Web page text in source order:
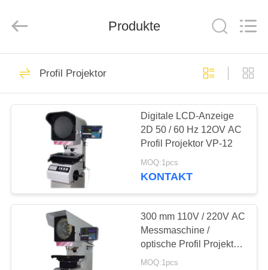
HAUS
PRODUKTE
FABRIK-
AUSFLUG
QUALITÄTSKONTROLLE
Rights
Ultraschallprüfgerät
Ultraschall-
Dickenmessung
64
Produkte
Profil Projektor
Digitale LCD-Anzeige
2D 50 / 60 Hz 12OV AC
Profil Projektor VP-12
MOQ:1pcs
KONTAKT
300 mm 110V / 220V AC
Messmaschine /
optische Profil Projektor
VT-12 für Strom
MOQ:1pcs